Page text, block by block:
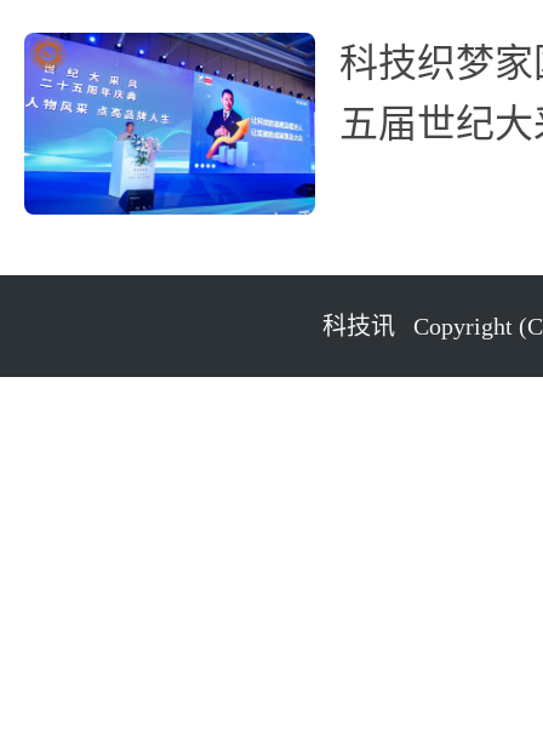
科技织梦
五届世纪
科技讯 Copyright